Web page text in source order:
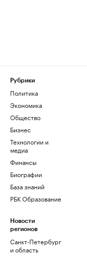
Рубрики
Политика
Экономика
Общество
Бизнес
Технологии и
медиа
Финансы
Биографии
База знаний
РБК Образование
Новости
регионов
Санкт-Петербург
и область